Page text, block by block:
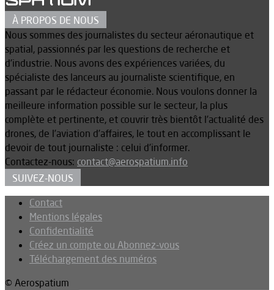
À PROPOS DE NOUS
Nous sommes des journalistes du secteur aéronautique et
spatial, passionnés par les questions de recherche et
d’industrie. Nous avons des expériences variées, du
spécialiste des lanceurs au journaliste scientifique, en
passant par le rédacteur économie. Nous voulons donner la
meilleure information possible sur le secteur, la plus
complète et pertinente, et couvrir très bientôt l’actualité des
drones, de l’aviation d’affaires, le tout en accomplissant le
devoir de tout journaliste : celui d’informer.
Contactez-nous: contact@aerospatium.info
SUIVEZ-NOUS
Contact
Mentions légales
Confidentialité
Créez un compte ou Abonnez-vous
Téléchargement des numéros
© Aerospatium